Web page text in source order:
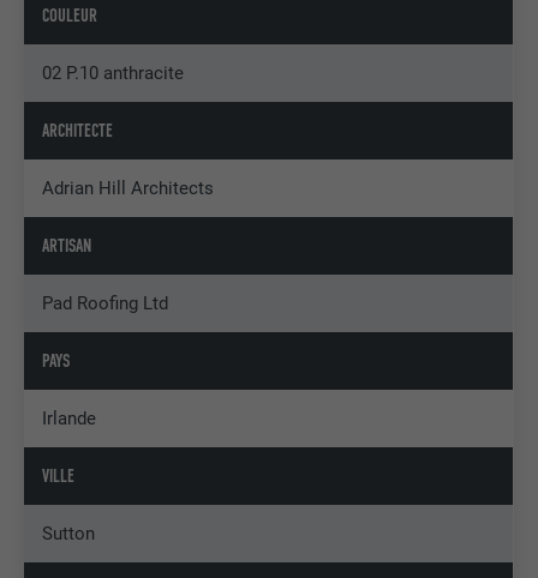
COULEUR
02 P.10 anthracite
ARCHITECTE
Adrian Hill Architects
ARTISAN
Pad Roofing Ltd
PAYS
Irlande
VILLE
Sutton